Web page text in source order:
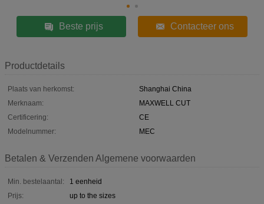
Beste prijs Contacteer ons
Productdetails
Plaats van herkomst:
Shanghai China
Merknaam:
MAXWELL CUT
Certificering:
CE
Modelnummer:
MEC
Betalen & Verzenden Algemene voorwaarden
Min. bestelaantal:
1 eenheid
Prijs:
up to the sizes